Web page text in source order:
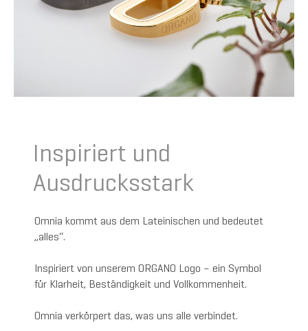
Inspiriert und
Ausdrucksstark
Omnia kommt aus dem Lateinischen und bedeutet
„alles“.
Inspiriert von unserem ORGANO Logo – ein Symbol
für Klarheit, Beständigkeit und Vollkommenheit.
Omnia verkörpert das, was uns alle verbindet.